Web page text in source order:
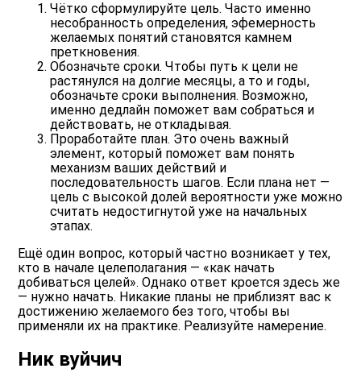
Чётко сформулируйте цель. Часто именно
несобранность определения, эфемерность
желаемых понятий становятся камнем
преткновения.
Обозначьте сроки. Чтобы путь к цели не
растянулся на долгие месяцы, а то и годы,
обозначьте сроки выполнения. Возможно,
именно дедлайн поможет вам собраться и
действовать, не откладывая.
Проработайте план. Это очень важный
элемент, который поможет вам понять
механизм ваших действий и
последовательность шагов. Если плана нет —
цель с высокой долей вероятности уже можно
считать недостигнутой уже на начальных
этапах.
Ещё один вопрос, который частно возникает у тех,
кто в начале целеполагания — «как начать
добиваться целей». Однако ответ кроется здесь же
— нужно начать. Никакие планы не приблизят вас к
достижению желаемого без того, чтобы вы
применяли их на практике. Реализуйте намерение.
Ник вуйчич